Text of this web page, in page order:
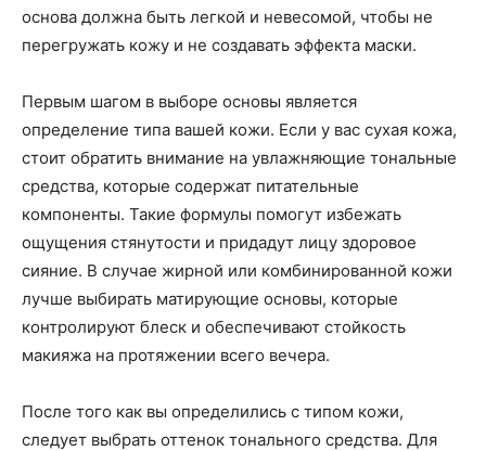
основа должна быть легкой и невесомой, чтобы не
перегружать кожу и не создавать эффекта маски.
Первым шагом в выборе основы является
определение типа вашей кожи. Если у вас сухая кожа,
стоит обратить внимание на увлажняющие тональные
средства, которые содержат питательные
компоненты. Такие формулы помогут избежать
ощущения стянутости и придадут лицу здоровое
сияние. В случае жирной или комбинированной кожи
лучше выбирать матирующие основы, которые
контролируют блеск и обеспечивают стойкость
макияжа на протяжении всего вечера.
После того как вы определились с типом кожи,
следует выбрать оттенок тонального средства. Для